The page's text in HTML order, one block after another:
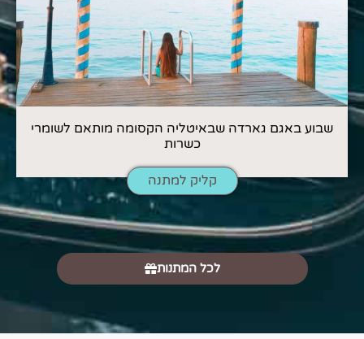
שבוע באגם גארדה שבאיטליה הקסומה מותאם לשומרי
כשרות
קליק למתנה
לכל המתנות